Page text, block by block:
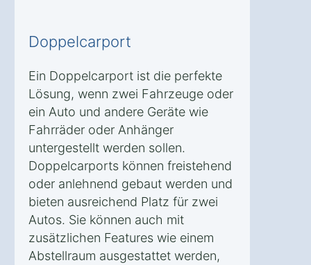
Doppelcarport
Ein Doppelcarport ist die perfekte
Lösung, wenn zwei Fahrzeuge oder
ein Auto und andere Geräte wie
Fahrräder oder Anhänger
untergestellt werden sollen.
Doppelcarports können freistehend
oder anlehnend gebaut werden und
bieten ausreichend Platz für zwei
Autos. Sie können auch mit
zusätzlichen Features wie einem
Abstellraum ausgestattet werden,